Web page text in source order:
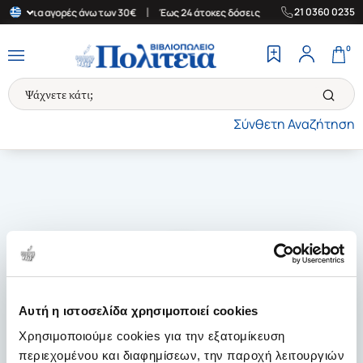
Αυτή η ιστοσελίδα χρησιμοποιεί cookies
Χρησιμοποιούμε cookies για την εξατομίκευση
περιεχομένου και διαφημίσεων, την παροχή λειτουργιών
για αγορές άνω των 30€ Έως 24 άτοκες δόσεις | Δωρεάν
21 0360 0235
Σύνθετη Αναζήτηση
0